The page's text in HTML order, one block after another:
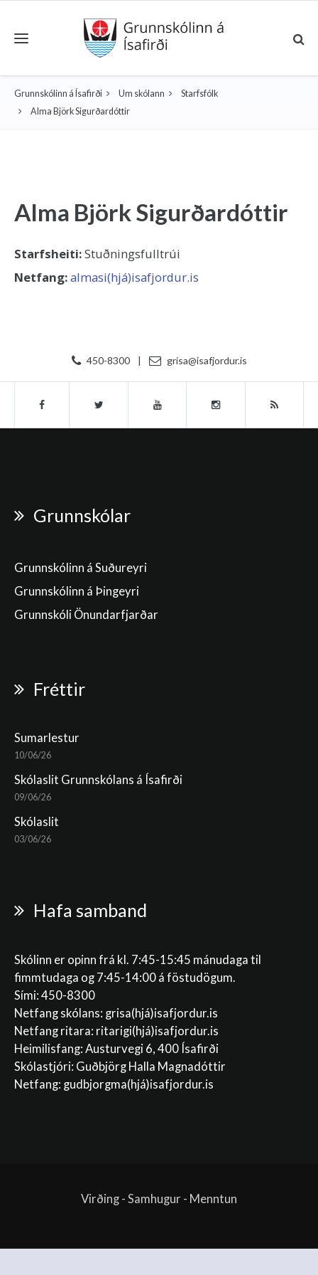
Toggle navigation
Grunnskólinn á Ísafirði Um skólann
Starfsfólk
Alma Björk Sigurðardóttir
Alma Björk Sigurðardóttir
Starfsheiti:Stuðningsfulltrúi
Netfang:almasi(hjá)isafjordur.is
450-8300 | grisa@isafjordur.is
Grunnskólar
Grunnskólinn á Suðureyri
Grunnskólinn á Þingeyri
Grunnskóli Önundarfjarðar
Fréttir
Sumarlestur
10/06/26
Skólaslit Grunnskólans á Ísafirði
09/06/26
Skólaslit
03/06/26
Hafa samband
Skólinn er opinn frá kl. 7:45-15:45 mánudaga til
fimmtudaga og 7:45-14:00 á föstudögum.
Sími: 450-8300
Netfang skólans: grisa(hjá)isafjordur.is
Netfang ritara: ritarigi(hjá)isafjordur.is
Heimilisfang: Austurvegi 6, 400 Ísafirði
Skólastjóri: Guðbjörg Halla Magnadóttir
Netfang: gudbjorgma(hjá)isafjordur.is
Virðing - Samhugur - Menntun